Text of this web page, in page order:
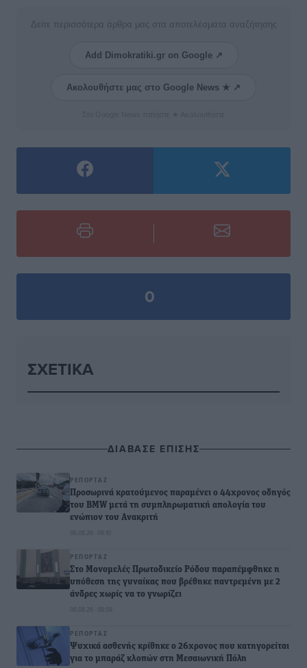
Δείτε περισσότερα άρθρα μας στα αποτελέσματα αναζήτησης
Add Dimokratiki.gr on Google ↗
Ακολουθήστε μας στο Google News ★ ↗
0
ΣΧΕΤΙΚΆ
ΔΙΑΒΑΣΕ ΕΠΙΣΗΣ
ΡΕΠΟΡΤΆΖ
Προσωρινά κρατούμενος παραμένει ο 44χρονος οδηγός
του BMW μετά τη συμπληρωματική απολογία του
ενώπιον του Ανακριτή
06.08.26 · 08:10
ΡΕΠΟΡΤΆΖ
Στο Μονομελές Πρωτοδικείο Ρόδου παραπέμφθηκε η
υπόθεση της γυναίκας που βρέθηκε παντρεμένη με 2
άνδρες χωρίς να το γνωρίζει
06.08.26 · 08:09
ΡΕΠΟΡΤΆΖ
Ψυχικά ασθενής κρίθηκε ο 26χρονος που κατηγορείται
για το μπαράζ κλοπών στη Μεσαιωνική Πόλη